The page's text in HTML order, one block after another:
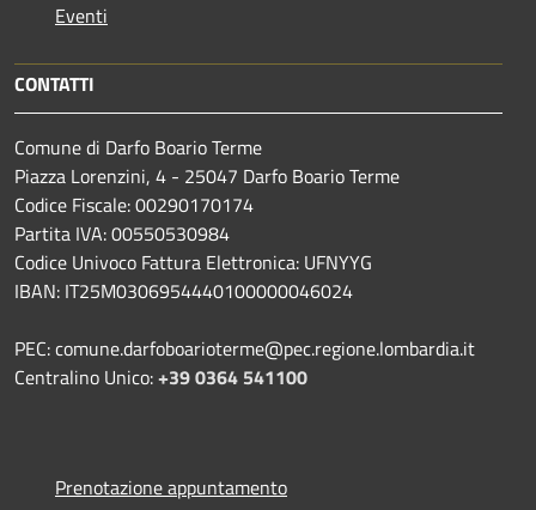
Eventi
CONTATTI
Comune di Darfo Boario Terme
Piazza Lorenzini, 4 - 25047 Darfo Boario Terme
Codice Fiscale: 00290170174
Partita IVA: 00550530984
Codice Univoco Fattura Elettronica: UFNYYG
IBAN: IT25M0306954440100000046024
PEC: comune.darfoboarioterme@pec.regione.lombardia.it
Centralino Unico:+39 0364 541100
Prenotazione appuntamento